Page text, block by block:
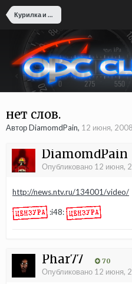
Курилка и кофейня
нет слов.
Автор DiamomdPain, 12 июня, 2008
DiamomdPain
Опубликовано 12 июня,
http://news.ntv.ru/134001/video/
:i48:
Phar77 70
Опубликовано 12 июня,